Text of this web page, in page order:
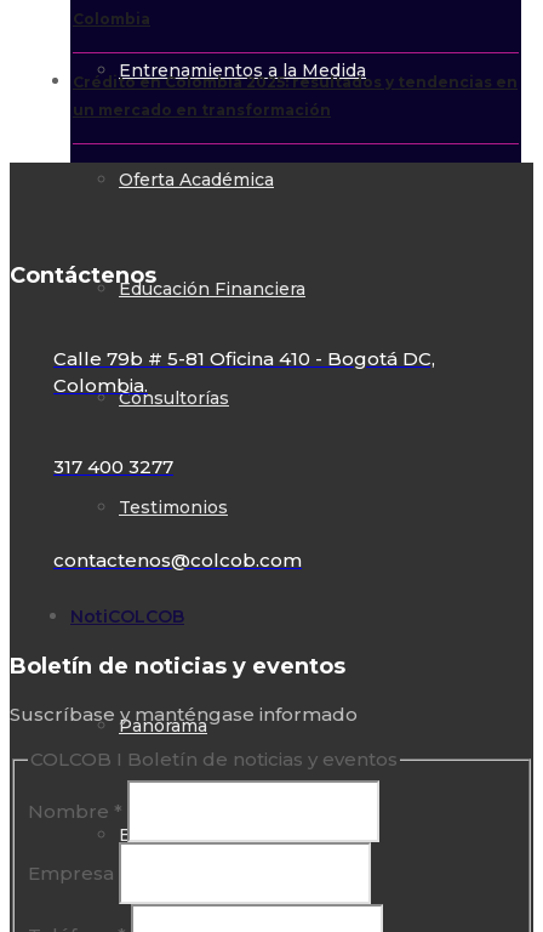
Entrenamientos a la Medida
Oferta Académica
Educación Financiera
Consultorías
Testimonios
NotiCOLCOB
Panorama
En profundidad
Colombia
Crédito en Colombia 2025: resultados y tendencias en
un mercado en transformación
Contáctenos
Calle 79b # 5-81 Oficina 410 - Bogotá DC,
Colombia.
317 400 3277
contactenos@colcob.com
Boletín de noticias y eventos
Suscríbase y manténgase informado
COLCOB I Boletín de noticias y eventos
Nombre *
Empresa